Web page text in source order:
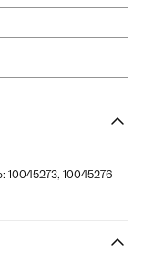
10045276